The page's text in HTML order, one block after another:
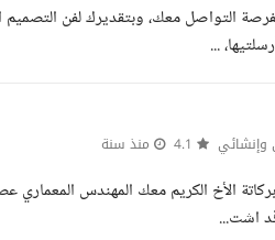
التواصل معك، وبتقديرك لفن
...
منذ سنة
الأخ الكريم معك المهندس
اشت...